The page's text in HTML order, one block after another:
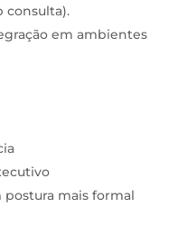
consulta).
em ambientes
postura mais formal